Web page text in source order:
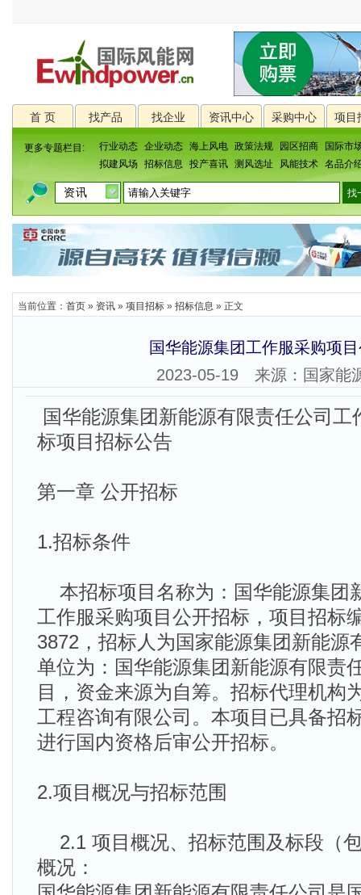
首 页 找产品 找企业 资讯中心 采购中心 项目
更多专题栏目: 行业动态 企业动态 海上风电 政策法规 园区招商
国际市
拟建风场
招标信息 投产喜讯 测风选址 风能技术 名品介
当前位置： 首页 » 资讯 » 项目招标 » 招标信息 » 正文
国华能源集团工作服采购项
2023-05-19 来源：国家能
国华能源集团新能源有限责任公司工
标项目招标公告
第一章 公开招标
1.招标条件
本招标项目名称为：国华能源集团
工作服采购项目公开招标，项目招标
3872，招标人为国家能源集团新能源
单位为：国华能源集团新能源有限责
目，资金来源为自筹。招标代理机构
工程咨询有限公司。本项目已具备招
进行国内资格后审公开招标。
2.项目概况与招标范围
2.1 项目概况、招标范围及标段（
概况：